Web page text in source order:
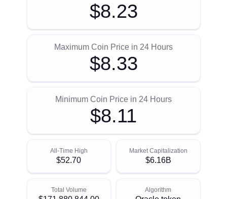
$8.23
Maximum Coin Price in 24 Hours
$8.33
Minimum Coin Price in 24 Hours
$8.11
All-Time High
$52.70
Market Capitalization
$6.16B
Total Volume Algorithm